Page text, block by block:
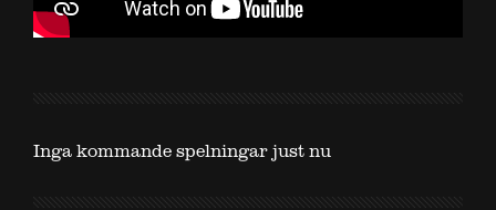
Inga kommande spelningar just nu